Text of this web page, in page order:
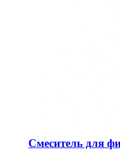
Смеситель для